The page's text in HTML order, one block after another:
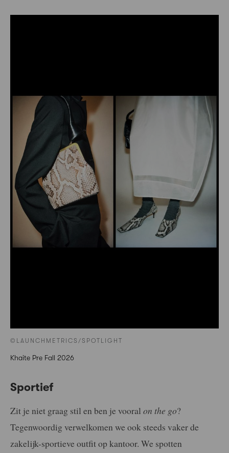
©LAUNCHMETRICS/SPOTLIGHT
Khaite Pre Fall 2026
Sportief
Zit je niet graag stil en ben je vooral on the go?
Tegenwoordig verwelkomen we ook steeds vaker de
zakelijk-sportieve outfit op kantoor. We spotten